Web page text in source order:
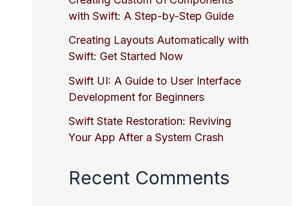
with Swift: A Step-by-Step Guide
Creating Layouts Automatically with
Swift: Get Started Now
Swift UI: A Guide to User Interface
Development for Beginners
Swift State Restoration: Reviving
Your App After a System Crash
Recent Comments